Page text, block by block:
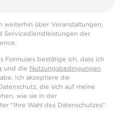
weiterhin über Veranstaltungen,
Servicedienstleistungen der
Formulars bestätige ich, dass ich
und die Nutzungsbedingungen
Ich akzeptiere die
die sich auf meine
wie sie in der
"Ihre Wahl des Datenschutzes"